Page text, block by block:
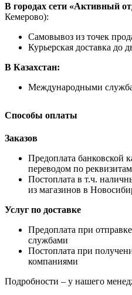
В городах сети «Активный
Кемерово):
Самовывоз из точек
Курьерская доставка до
В Казахстан:
Международными
Способы оплаты
Заказов
Предоплата банковской
переводом по реквизитам
Постоплата в т.ч.
из магазинов в
Услуг по доставке
Предоплата при
службами
Постоплата при
компаниями
Подробности – у нашего